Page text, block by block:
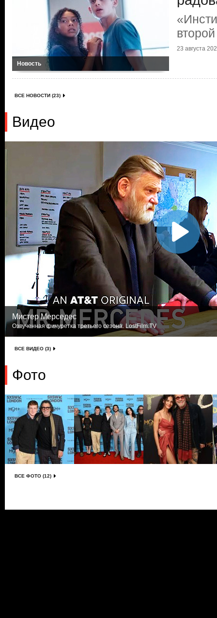
Новость
23 августа
ВСЕ НОВОСТИ (23)
Видео
Мистер Мерседес
Озвученная фичуретка третьего сезона. LostFilm.TV
ВСЕ ВИДЕО (3)
Фото
ВСЕ ФОТО (12)